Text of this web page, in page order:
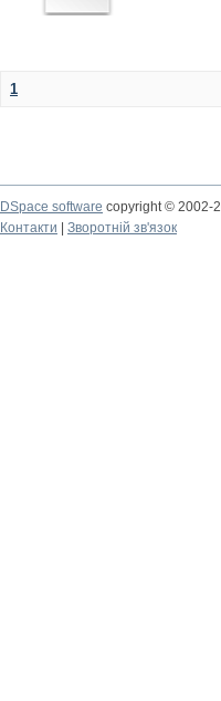
1
DSpace software copyright © 2002-
Контакти
Зворотній зв'язок